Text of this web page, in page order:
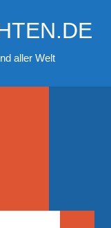
aller Welt